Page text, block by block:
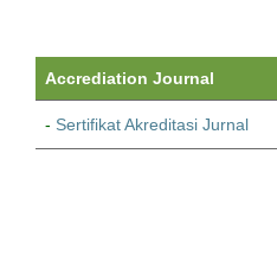
Accrediation Journal
- Sertifikat Akreditasi Jurnal